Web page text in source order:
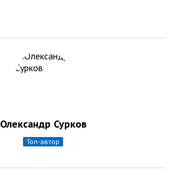
Олександр Сурков
топ-автор